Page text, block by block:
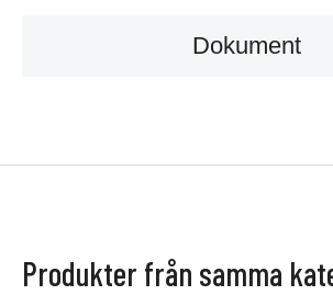
Dokument
Produkter från samma